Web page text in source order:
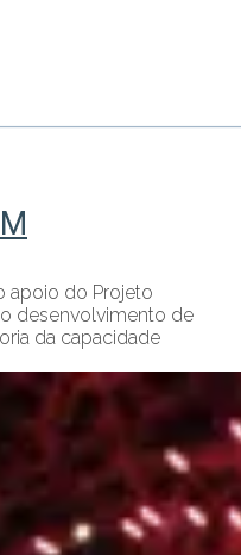
apoio do Projeto
desenvolvimento de
da capacidade